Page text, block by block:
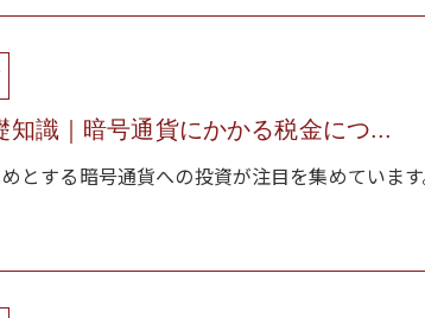
知識｜暗号通貨にかかる税金につ...
とする暗号通貨への投資が注目を集めていま